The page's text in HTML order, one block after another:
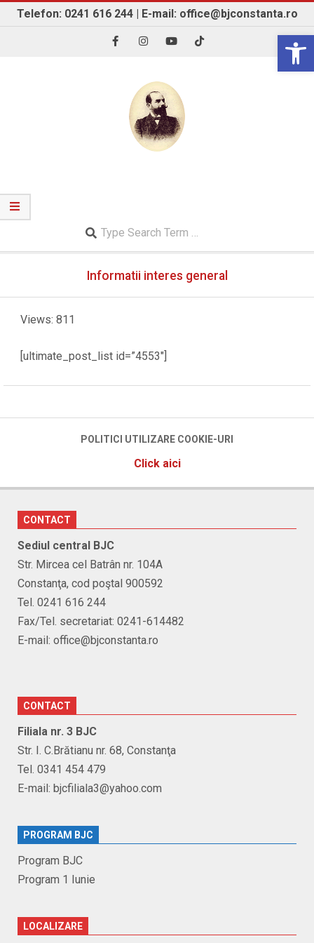
SkipTelefon: 0241 616 244 | E-mail: office@bjconstanta.ro
Search
Informatii interes general
Views: 811
[ultimate_post_list id=”4553″]
POLITICI UTILIZARE COOKIE-URI
Click aici
CONTACT
Sediul central BJC
Str. Mircea cel Batrân nr. 104A
Constanţa, cod poştal 900592
Tel. 0241 616 244
Fax/Tel. secretariat: 0241-614482
E-mail: office@bjconstanta.ro
CONTACT
Filiala nr. 3 BJC
Str. I. C.Brătianu nr. 68, Constanţa
Tel. 0341 454 479
E-mail: bjcfiliala3@yahoo.com
PROGRAM BJC
Program BJC
Program 1 Iunie
LOCALIZARE